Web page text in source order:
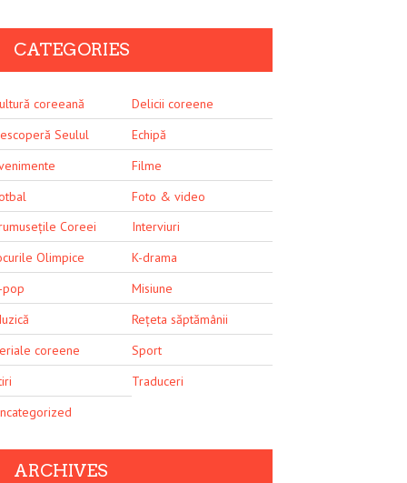
CATEGORIES
coreeană
Delicii coreene
Seulul
Echipă
Filme
Foto & video
Coreei
Interviuri
Olimpice
K-drama
pop
Misiune
Rețeta săptămânii
coreene
Sport
Traduceri
ARCHIVES